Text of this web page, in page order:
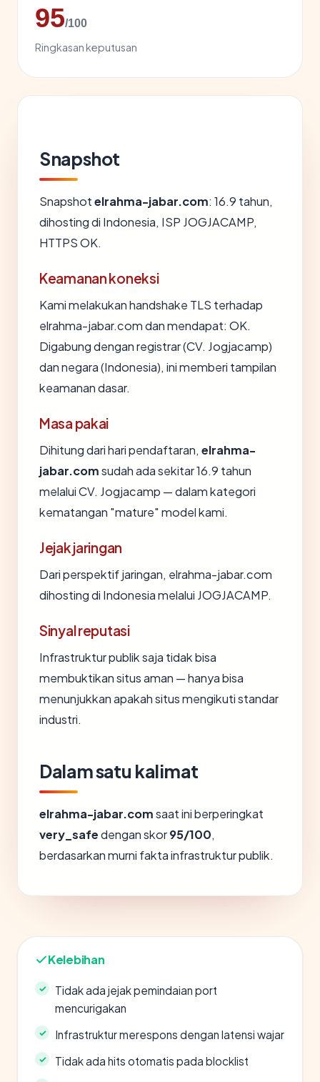
95/100
Ringkasan keputusan
Snapshot
Snapshotelrahma-jabar.com: 16.9 tahun,
dihosting di Indonesia, ISP JOGJACAMP,
HTTPS OK.
Keamanan koneksi
Kami melakukan handshake TLS terhadap
elrahma-jabar.com dan mendapat: OK.
Digabung dengan registrar (CV. Jogjacamp)
dan negara (Indonesia), ini memberi tampilan
keamanan dasar.
Masa pakai
Dihitung dari hari pendaftaran, elrahma-
jabar.comsudah ada sekitar 16.9 tahun
melalui CV. Jogjacamp — dalam kategori
kematangan "mature" model kami.
Jejak jaringan
Dari perspektif jaringan, elrahma-jabar.com
dihosting di Indonesia melalui JOGJACAMP.
Sinyal reputasi
Infrastruktur publik saja tidak bisa
membuktikan situs aman — hanya bisa
menunjukkan apakah situs mengikuti standar
industri.
Dalam satu kalimat
elrahma-jabar.comsaat ini berperingkat
very_safedengan skor95/100,
berdasarkan murni fakta infrastruktur publik.
Kelebihan
Tidak ada jejak pemindaian port
mencurigakan
Infrastruktur merespons dengan latensi wajar
Tidak ada hits otomatis pada blocklist